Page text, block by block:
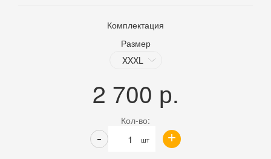
Комплектация
Размер
2 700 р.
Кол-во:
шт +
-